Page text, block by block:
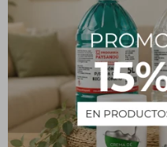
Venda de gasa 10 cm x 6
Caja de curitas 100 un.
Apósito estirilizado por
Par de guantes de látex x
Tijerita
Pinza depilatoria